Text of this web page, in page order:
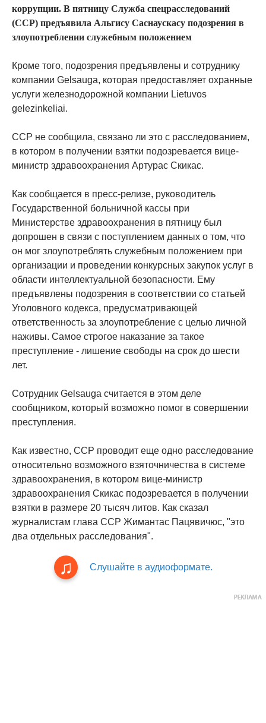
коррупции. В пятницу Служба спецрасследований
(ССР) предъявила Альгису Саснаускасу подозрения в
злоупотреблении служебным положением
Кроме того, подозрения предъявлены и сотруднику
компании Gelsauga, которая предоставляет охранные
услуги железнодорожной компании Lietuvos
gelezinkeliai.
ССР не сообщила, связано ли это с расследованием,
в котором в получении взятки подозревается вице-
министр здравоохранения Артурас Скикас.
Как сообщается в пресс-релизе, руководитель
Государственной больничной кассы при
Министерстве здравоохранения в пятницу был
допрошен в связи с поступлением данных о том, что
он мог злоупотреблять служебным положением при
организации и проведении конкурсных закупок услуг в
области интеллектуальной безопасности. Ему
предъявлены подозрения в соответствии со статьей
Уголовного кодекса, предусматривающей
ответственность за злоупотребление с целью личной
наживы. Самое строгое наказание за такое
преступление - лишение свободы на срок до шести
лет.
Сотрудник Gelsauga считается в этом деле
сообщником, который возможно помог в совершении
преступления.
Как известно, ССР проводит еще одно расследование
относительно возможного взяточничества в системе
здравоохранения, в котором вице-министр
здравоохранения Скикас подозревается в получении
взятки в размере 20 тысяч литов. Как сказал
журналистам глава ССР Жимантас Пацявичюс, "это
два отдельных расследования".
Слушайте в аудиоформате.